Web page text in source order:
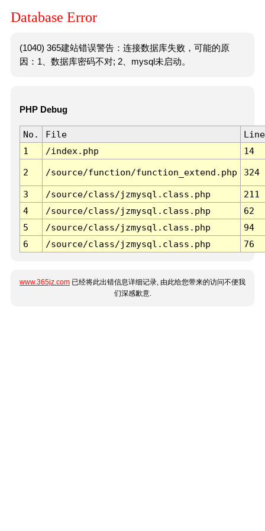
Database Error
(1040) 365建站错误警告：连接数据库失败，可能的原
因：1、数据库密码不对; 2、mysql未启动。
PHP Debug
No. File
Line
1
/index.php 14
2 /source/function/function_extend.php 324
3 /source/class/jzmysql.class.php
211
4
/source/class/jzmysql.class.php
62
5
/source/class/jzmysql.class.php
94
6
/source/class/jzmysql.class.php 76
www.365jz.com 已经将此出错信息详细记录, 由此给您带来的访问不便我
们深感歉意.